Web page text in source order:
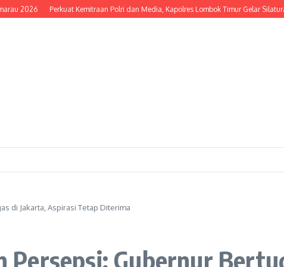
Perkuat Kemitraan Polri dan Media, Kapolres Lombok Timur Gelar Silaturahmi
di Jakarta, Aspirasi Tetap Diterima
Persepsi: Gubernur